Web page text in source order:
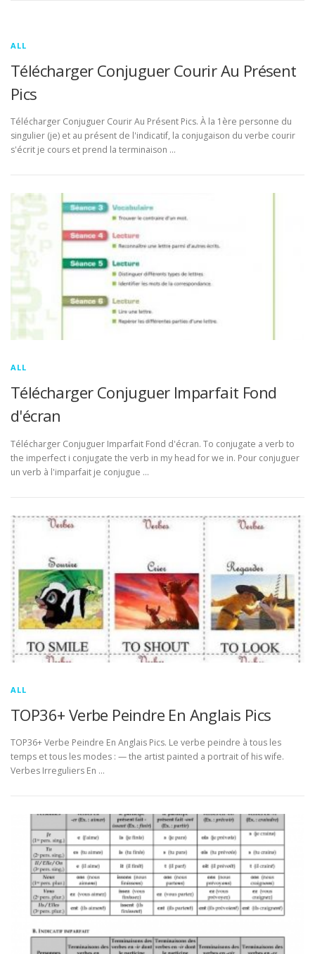
ALL
Télécharger Conjuguer Courir Au Présent
Pics
Télécharger Conjuguer Courir Au Présent Pics. À la 1ère personne du
singulier (je) et au présent de l'indicatif, la conjugaison du verbe courir
s'écrit je cours et prend la terminaison …
ALL
Télécharger Conjuguer Imparfait Fond
d'écran
Télécharger Conjuguer Imparfait Fond d'écran. To conjugate a verb to
the imperfect i conjugate the verb in my head for we in. Pour conjuguer
un verb à l'imparfait je conjugue …
ALL
TOP36+ Verbe Peindre En Anglais Pics
TOP36+ Verbe Peindre En Anglais Pics. Le verbe peindre à tous les
temps et tous les modes : — the artist painted a portrait of his wife.
Verbes Irreguliers En …